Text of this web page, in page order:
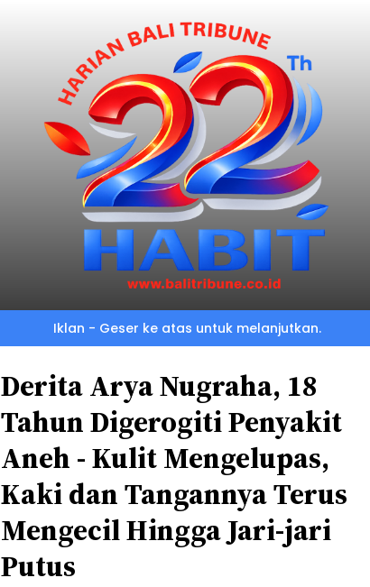
Iklan - Geser ke atas untuk melanjutkan.
Derita Arya Nugraha, 18
Tahun Digerogiti Penyakit
Aneh - Kulit Mengelupas,
Kaki dan Tangannya Terus
Mengecil Hingga Jari-jari
Putus